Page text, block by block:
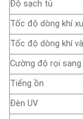
Độ sạch tủ
Tốc độ dòng khí
Tốc độ dòng khí
Cường độ rọi sang
Tiếng ồn
Đèn UV